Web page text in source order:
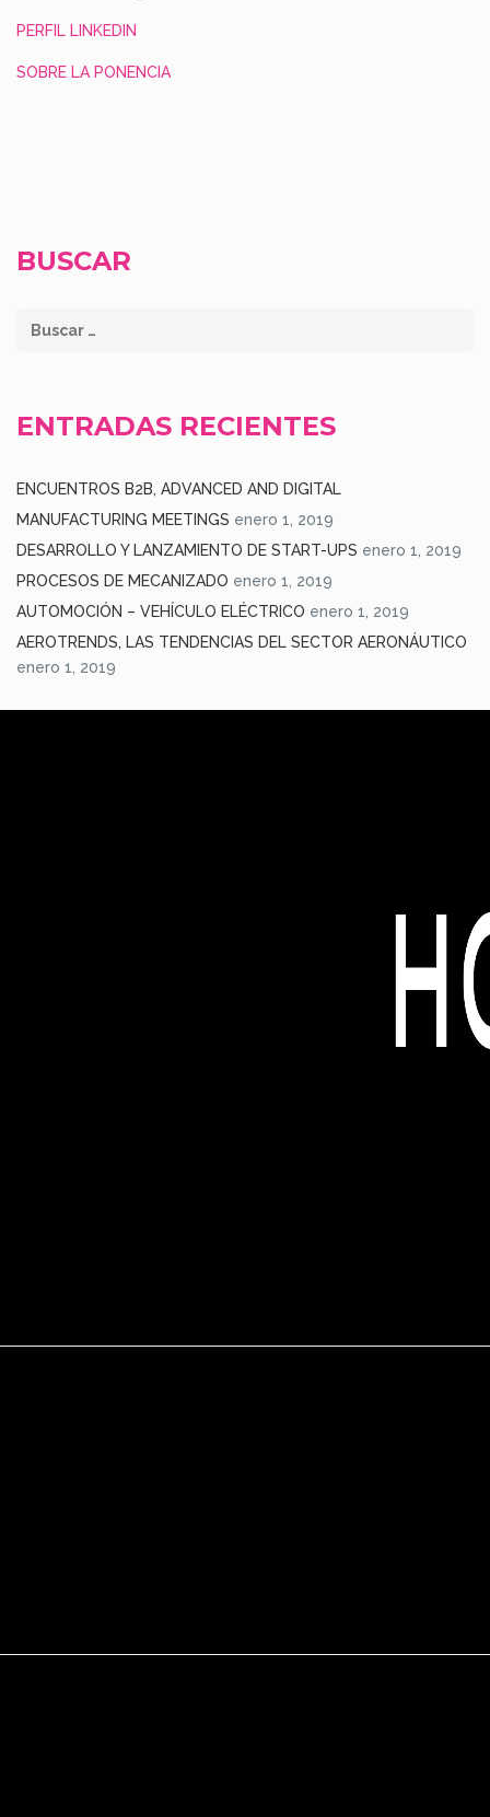
PERFIL LINKEDIN
SOBRE LA PONENCIA
BUSCAR
ENTRADAS RECIENTES
ENCUENTROS B2B, ADVANCED AND DIGITAL
MANUFACTURING MEETINGS enero 1, 2019
DESARROLLO Y LANZAMIENTO DE START-UPS enero 1, 2019
PROCESOS DE MECANIZADO enero 1, 2019
AUTOMOCIÓN – VEHÍCULO ELÉCTRICO enero 1, 2019
AEROTRENDS, LAS TENDENCIAS DEL SECTOR AERONÁUTICO
enero 1, 2019